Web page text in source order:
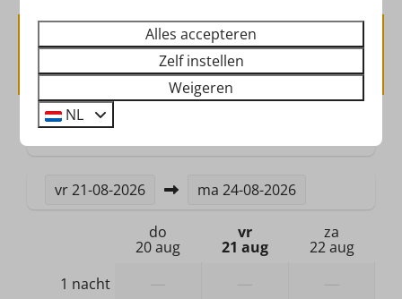
Berging
Veiligheid
Rookmelder
Verwarming & Verkoeling
Centrale verwarming
Beschikbaarheid en prijs
2 gasten
vr21-08-2026 ma 24-08-2026
do
20 aug
vr
21 aug
za
22 aug
1 nacht
Alles accepteren
Zelf instellen
Weigeren
NL